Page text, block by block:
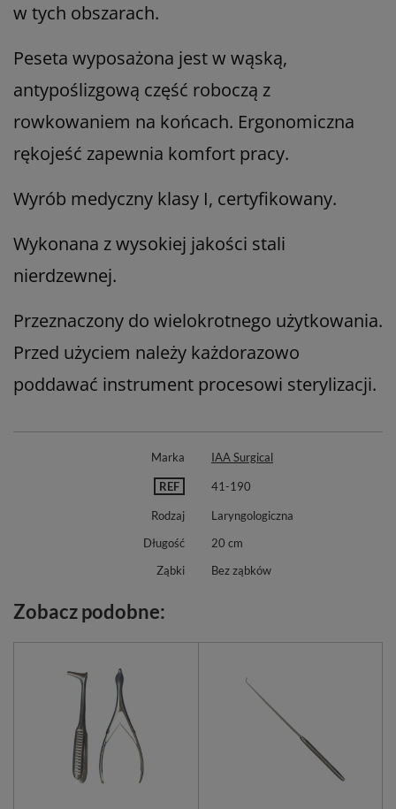
w tych obszarach.
Peseta wyposażona jest w wąską,
antypoślizgową część roboczą z
rowkowaniem na końcach. Ergonomiczna
rękojeść zapewnia komfort pracy.
Wyrób medyczny klasy I, certyfikowany.
Wykonana z wysokiej jakości stali
nierdzewnej.
Przeznaczony do wielokrotnego użytkowania.
Przed użyciem należy każdorazowo
poddawać instrument procesowi sterylizacji.
Marka IAA Surgical
REF 41-190
Rodzaj
Laryngologiczna
Długość
20 cm
Ząbki
Bez ząbków
Zobacz podobne: